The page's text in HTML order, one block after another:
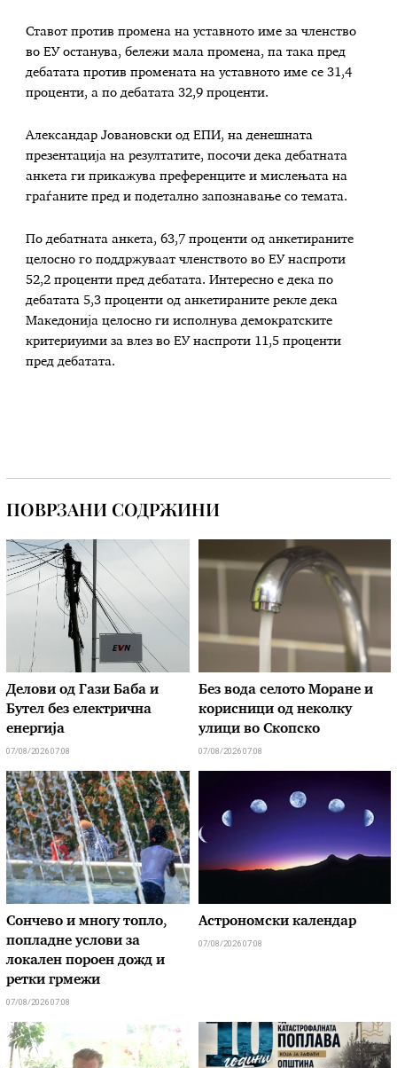
Ставот против промена на уставното име за членство
во ЕУ останува, бележи мала промена, па така пред
дебатата против промената на уставното име се 31,4
проценти, а по дебатата 32,9 проценти.
Александар Јовановски од ЕПИ, на денешната
презентација на резултатите, посочи дека дебатната
анкета ги прикажува преференците и мислењата на
граѓаните пред и подетално запознавање со темата.
По дебатната анкета, 63,7 проценти од анкетираните
целосно го поддржуваат членството во ЕУ наспроти
52,2 проценти пред дебатата. Интересно е дека по
дебатата 5,3 проценти од анкетираните рекле дека
Македонија целосно ги исполнува демократските
критериуими за влез во ЕУ наспроти 11,5 проценти
пред дебатата.
ПОВРЗАНИ СОДРЖИНИ
Делови од Гази Баба и
Бутел без електрична
енергија
07/08/2026 07:08
Без вода селото Моране и
корисници од неколку
улици во Скопско
07/08/2026 07:08
Сончево и многу топло,
попладне услови за
локален пороен дожд и
ретки грмежи
07/08/2026 07:08
Астрономски календар
07/08/2026 07:08